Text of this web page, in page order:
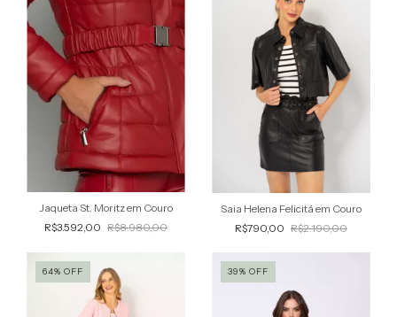
Jaqueta St. Moritz em Couro
R$3.592,00 R$8.980,00
Saia Helena Felicitá em Couro
R$790,00 R$2.190,00
64% OFF 39% OFF